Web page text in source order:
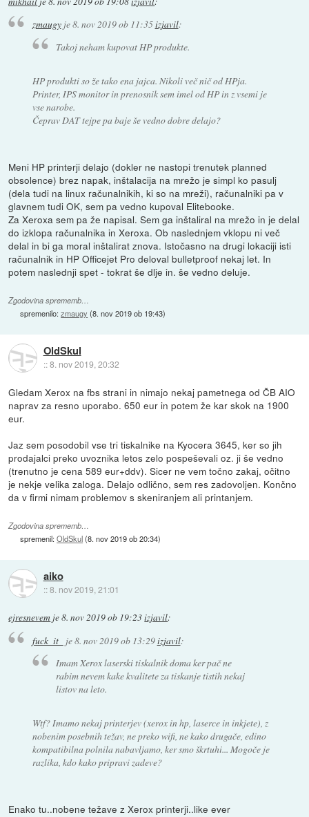
zmaugyje8. nov 2019 ob 11:35izjavil:
Takoj neham kupovat HP produkte.
HP produkti so že tako ena jajca. Nikoli več nič od HPja.
Printer, IPS monitor in prenosnik sem imel od HP in z vsemi je
vse narobe.
Čeprav DAT tejpe pa baje še vedno dobre delajo?
Meni HP printerji delajo (dokler ne nastopi trenutek planned
obsolence) brez napak, inštalacija na mrežo je simpl ko pasulj
(dela tudi na linux računalnikih, ki so na mreži), računalniki pa v
glavnem tudi OK, sem pa vedno kupoval Elitebooke.
Za Xeroxa sem pa že napisal. Sem ga inštaliral na mrežo in je delal
do izklopa računalnika in Xeroxa. Ob naslednjem vklopu ni več
delal in bi ga moral inštalirat znova. Istočasno na drugi lokaciji isti
računalnik in HP Officejet Pro deloval bulletproof nekaj let. In
potem naslednji spet - tokrat še dlje in. še vedno deluje.
Zgodovina sprememb…
spremenilo:zmaugy (8. nov 2019 ob 19:43)
OldSkul
::8. nov 2019, 20:32
Gledam Xerox na fbs strani in nimajo nekaj pametnega od ČB AIO
naprav za resno uporabo. 650 eur in potem že kar skok na 1900
eur.
Jaz sem posodobil vse tri tiskalnike na Kyocera 3645, ker so jih
prodajalci preko uvoznika letos zelo pospeševali oz. ji še vedno
(trenutno je cena 589 eur+ddv). Sicer ne vem točno zakaj, očitno
je nekje velika zaloga. Delajo odlično, sem res zadovoljen. Končno
da v firmi nimam problemov s skeniranjem ali printanjem.
Zgodovina sprememb…
spremenil:OldSkul(8. nov 2019 ob 20:34)
aiko
::8. nov 2019, 21:01
ejresnevem je8. nov 2019 ob 19:23izjavil:
fuck_it_ je8. nov 2019 ob 13:29izjavil:
Imam Xerox laserski tiskalnik doma ker pač ne
rabim nevem kake kvalitete za tiskanje tistih nekaj
listov na leto.
Wtf? Imamo nekaj printerjev (xerox in hp, laserce in inkjete), z
nobenim posebnih težav, ne preko wifi, ne kako drugače, edino
kompatibilna polnila nabavljamo, ker smo škrtuhi... Mogoče je
razlika, kdo kako pripravi zadeve?
Enako tu..nobene težave z Xerox printerji..like ever